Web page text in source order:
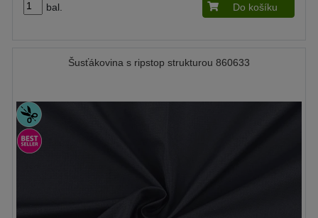
bal. Do košíku
Šusťákovina s ripstop strukturou 860633